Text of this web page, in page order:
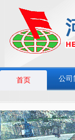
首页 公司